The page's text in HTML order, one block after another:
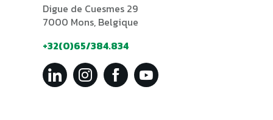
Digue de Cuesmes 29
7000 Mons, Belgique
+32(0)65/384.834